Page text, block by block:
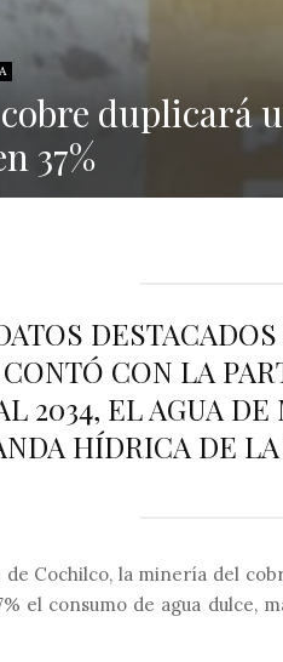
duplicará
37%
CON LA
2034, EL AGUA
HÍDRICA DE
Cochilco, la minería del
el consumo de agua dulce,